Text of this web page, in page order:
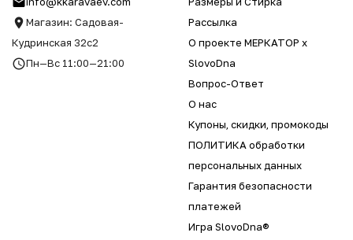
Магазин: Садовая-
Кудринская 32с2
Пн—Вс 11:00—21:00
Рассылка
О проекте МЕРКАТОР x
SlovoDna
Вопрос-Ответ
О нас
Купоны, скидки, промокоды
ПОЛИТИКА обработки
персональных данных
Гарантия безопасности
платежей
Игра SlovoDna®